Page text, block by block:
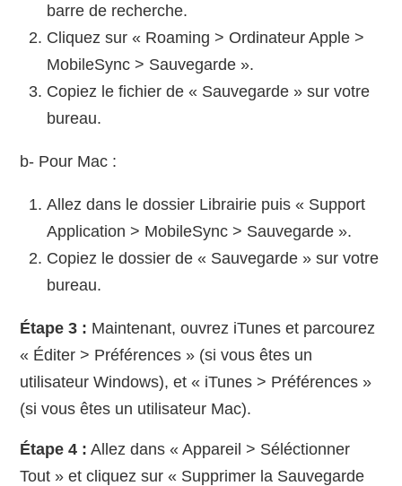
barre de recherche.
Cliquez sur « Roaming > Ordinateur Apple >
MobileSync > Sauvegarde ».
Copiez le fichier de « Sauvegarde » sur votre
bureau.
b- Pour Mac :
Allez dans le dossier Librairie puis « Support
Application > MobileSync > Sauvegarde ».
Copiez le dossier de « Sauvegarde » sur votre
bureau.
Étape 3 : Maintenant, ouvrez iTunes et parcourez
« Éditer > Préférences » (si vous êtes un
utilisateur Windows), et « iTunes > Préférences »
(si vous êtes un utilisateur Mac).
Étape 4 : Allez dans « Appareil > Séléctionner
Tout » et cliquez sur « Supprimer la Sauvegarde